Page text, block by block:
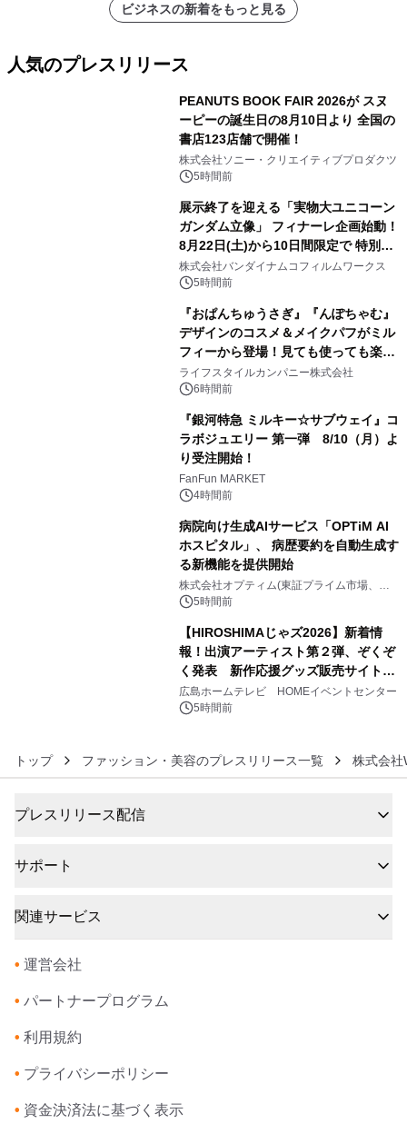
ビジネスの新着をもっと見る
人気のプレスリリース
PEANUTS BOOK FAIR 2026が スヌ
ーピーの誕生日の8月10日より 全国の
書店123店舗で開催！
株式会社ソニー・クリエイティブプロダクツ
5時間前
展示終了を迎える「実物大ユニコーン
ガンダム立像」 フィナーレ企画始動！
8月22日(土)から10日間限定で 特別映
像『UNICORN GUNDAM Statue ―
BEYOND POSSIBILITY ―』を上映！
株式会社バンダイナムコフィルムワークス
5時間前
『おぱんちゅうさぎ』『んぽちゃむ』
デザインのコスメ＆メイクパフがミル
フィーから登場！見ても使っても楽し
い、ポップでキュートなコレクショ
ン。
ライフスタイルカンパニー株式会社
6時間前
『銀河特急 ミルキー☆サブウェイ』コ
ラボジュエリー 第一弾 8/10（月）よ
り受注開始！
FanFun MARKET
4時間前
病院向け生成AIサービス「OPTiM AI
ホスピタル」、 病歴要約を自動生成す
る新機能を提供開始
株式会社オプティム(東証プライム市場、コ
ード：3694)
5時間前
【HIROSHIMAじゃズ2026】新着情
報！出演アーティスト第２弾、ぞくぞ
く発表 新作応援グッズ販売サイトも
同時オープンします！
広島ホームテレビ HOMEイベントセンター
5時間前
トップ ファッション・美容のプレスリリース一覧 株式会社
プレスリリース配信
サポート
関連サービス
• 運営会社
• パートナープログラム
• 利用規約
• プライバシーポリシー
• 資金決済法に基づく表示